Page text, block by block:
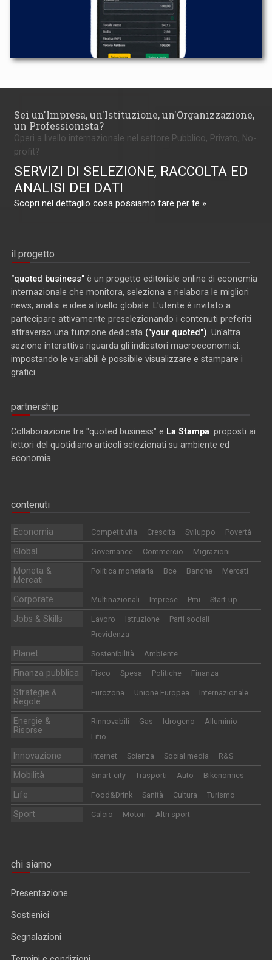
Sei un'Impresa, un'Istituzione, un'Organizzazione,
un Professionista?
Operi a livello internazionale nel settore Pubblico, Privato, No-
profit?
SERVIZI DI SELEZIONE, RACCOLTA ED
ANALISI DEI DATI
Scopri nel dettaglio cosa possiamo fare per te »
il progetto
"quoted business" è un progetto editoriale online di economia
internazionale che monitora, seleziona e rielabora le migliori
news, analisi e idee a livello globale. L'utente è invitato a
partecipare attivamente preselezionando i contenuti preferiti
attraverso una funzione dedicata ("your quoted") . Un'altra
sezione interattiva riguarda gli indicatori macroeconomici:
impostando le variabili è possibile visualizzare e stampare i
grafici.
partnership
Collaborazione tra "quoted business" e La Stampa: proposti ai
lettori del quotidiano articoli selezionati su ambiente ed
economia.
contenuti
Economia Competitività Crescita Sviluppo Povertà
Global Governance Commercio Migrazioni
Moneta &
Mercati
Politica monetaria Bce Banche Mercati
Corporate Multinazionali Imprese Pmi Start-up
Jobs & Skills Lavoro Istruzione
Parti sociali
Previdenza
Planet Sostenibilità Ambiente
Finanza pubblica Fisco Spesa Politiche Finanza
Strategie &
Regole
Eurozona Unione Europea Internazionale
Energie &
Risorse
Rinnovabili Gas Idrogeno
Alluminio
Litio
Innovazione Internet Scienza Social media R&S
Mobilità Smart-city Trasporti Auto Bikenomics
Life Food&Drink Sanità Cultura Turismo
Sport Calcio Motori Altri sport
chi siamo
Presentazione
Sostienici
Segnalazioni